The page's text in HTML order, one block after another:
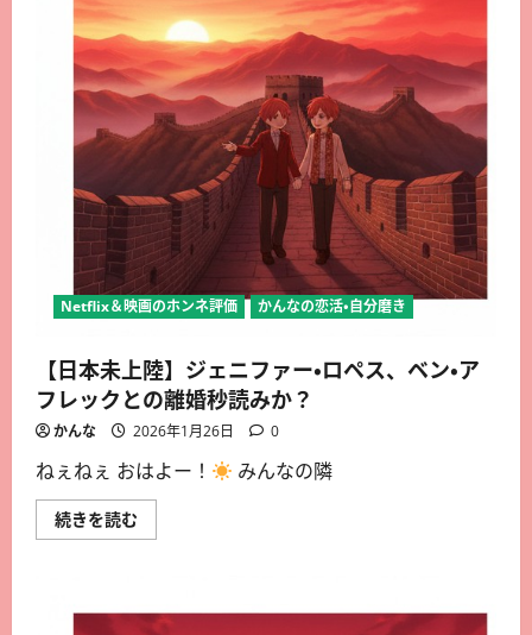
Netflix＆映画のホンネ評価 かんなの恋活・自分磨き
【日本未上陸】ジェニファー・ロペス、ベン・ア
フレックとの離婚秒読みか？
かんな 2026年1月26日 0
ねぇねぇ おはよー！ みんなの隣
続きを読む